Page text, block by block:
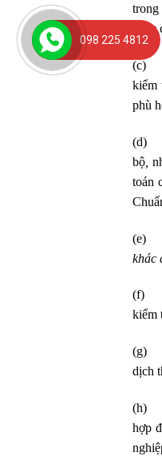
trong
(c)
kiểm
phù
(d)
bộ
toán
(e)
khác
(f)
kiểm
(g)
dịch
(h)
hợp
098 225 4812